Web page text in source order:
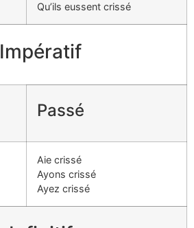
Qu’ils eussent crissé
Impératif
Passé
Aie crissé
Ayons crissé
Ayez crissé